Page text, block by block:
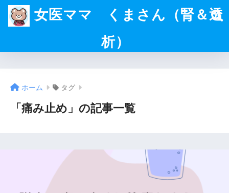
女医ママ くまさん（腎＆透
析）
ホーム タグ
「痛み止め」の記事一覧